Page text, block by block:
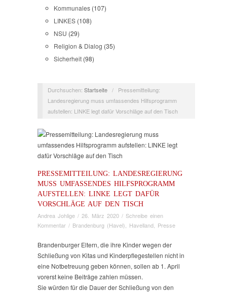
Kommunales (107)
LINKES (108)
NSU (29)
Religion & Dialog (35)
Sicherheit (98)
Durchsuchen: Startseite /
Pressemitteilung:
Landesregierung muss umfassendes Hilfsprogramm
aufstellen: LINKE legt dafür Vorschläge auf den Tisch
PRESSEMITTEILUNG: LANDESREGIERUNG
MUSS UMFASSENDES HILFSPROGRAMM
AUFSTELLEN: LINKE LEGT DAFÜR
VORSCHLÄGE AUF DEN TISCH
Andrea Johlige / 26. März 2020 / Schreibe einen
Kommentar / Brandenburg (Havel) Havelland Presse
Brandenburger Eltern, die ihre Kinder wegen der
Schließung von Kitas und Kinderpflegestellen nicht in
eine Notbetreuung geben können, sollen ab 1. April
vorerst keine Beiträge zahlen müssen.
Sie würden für die Dauer der Schließung von den